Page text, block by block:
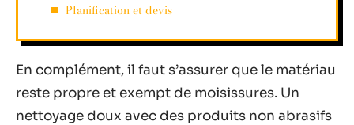
Planification et devis
En complément, il faut s’assurer que le matériau
reste propre et exempt de moisissures. Un
nettoyage doux avec des produits non abrasifs